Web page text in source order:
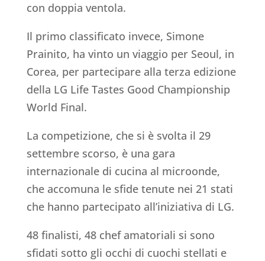
con doppia ventola.
Il primo classificato invece, Simone
Prainito, ha vinto un viaggio per Seoul, in
Corea, per partecipare alla terza edizione
della LG Life Tastes Good Championship
World Final.
La competizione, che si è svolta il 29
settembre scorso, è una gara
internazionale di cucina al microonde,
che accomuna le sfide tenute nei 21 stati
che hanno partecipato all’iniziativa di LG.
48 finalisti, 48 chef amatoriali si sono
sfidati sotto gli occhi di cuochi stellati e